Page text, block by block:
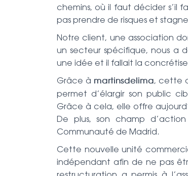
chemins, où il faut décider s’il
pas prendre de risques et
Notre client, une association
un secteur spécifique, nous a
une idée et il fallait la
Grâce à martinsdelima, cette
permet d’élargir son public
Grâce à cela, elle offre
De plus, son champ
Communauté de Madrid.
Cette nouvelle unité
indépendant afin de ne pas